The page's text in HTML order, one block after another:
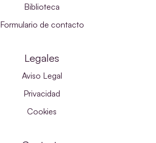
Biblioteca
Formulario de contacto
Legales
Aviso Legal
Privacidad
Cookies